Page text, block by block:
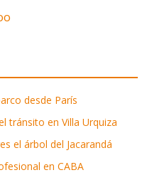
desde París
tránsito en Villa Urquiza
el árbol del Jacarandá
en CABA